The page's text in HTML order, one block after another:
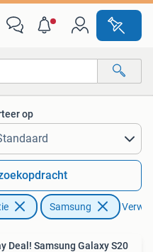
op
Samsung
Deal! Samsung Galaxy S20